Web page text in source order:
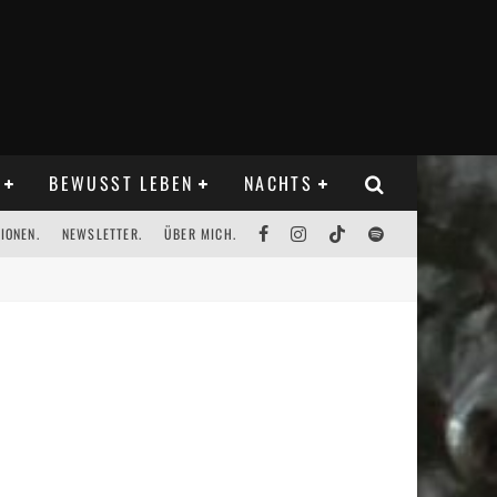
BEWUSST LEBEN NACHTS
NEWSLETTER. ÜBER MICH.